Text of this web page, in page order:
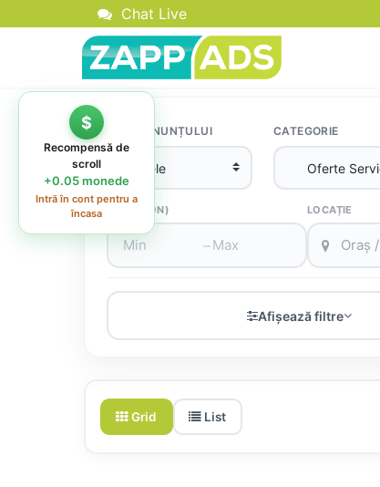
Chat Live
TIPUL ANUNȚULUI CATEGORIE
PREȚ (RON)
–
LOCAȚIE
Afișează filtre
Grid List